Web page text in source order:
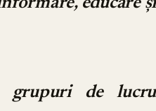
grupuri de lucru